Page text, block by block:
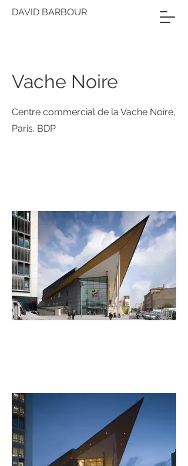
DAVID BARBOUR
Vache Noire
Centre commercial de la Vache Noire,
Paris. BDP